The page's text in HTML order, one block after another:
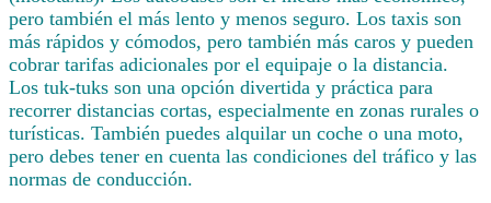
pero también el más lento y menos seguro. Los taxis son
más rápidos y cómodos, pero también más caros y pueden
cobrar tarifas adicionales por el equipaje o la distancia.
Los tuk-tuks son una opción divertida y práctica para
recorrer distancias cortas, especialmente en zonas rurales o
turísticas. También puedes alquilar un coche o una moto,
pero debes tener en cuenta las condiciones del tráfico y las
normas de conducción.